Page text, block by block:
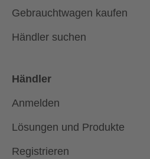
Gebrauchtwagen kaufen
Händler suchen
Händler
Anmelden
Lösungen und Produkte
Registrieren